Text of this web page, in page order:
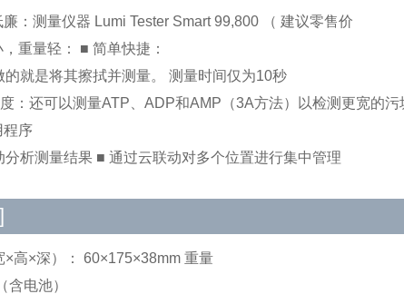
：测量仪器 Lumi Tester Smart 99,800 （ 建议零售价
重量轻： ■ 简单快捷：
的就是将其擦拭并测量。 测量时间仅为10秒
：还可以测量ATP、ADP和AMP（3A方法）以检测更宽的污
程序
分析测量结果 ■ 通过云联动对多个位置进行集中管理
×高×深）： 60×175×38mm 重量
含电池）